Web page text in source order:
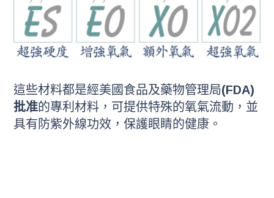
這些材料都是經美國食品及藥物管理局(FDA)
批准的專利材料，可提供特殊的氧氣流動，並
具有防紫外線功效，保護眼睛的健康。